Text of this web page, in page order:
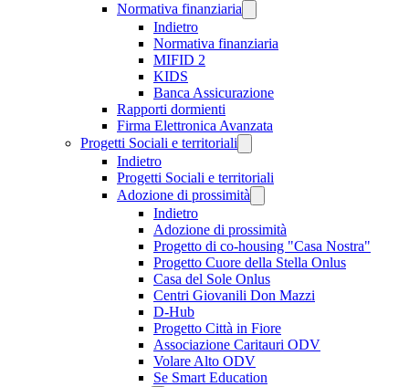
Normativa finanziaria
Indietro
Normativa finanziaria
MIFID 2
KIDS
Banca Assicurazione
Rapporti dormienti
Firma Elettronica Avanzata
Progetti Sociali e territoriali
Indietro
Progetti Sociali e territoriali
Adozione di prossimità
Indietro
Adozione di prossimità
Progetto di co-housing "Casa Nostra"
Progetto Cuore della Stella Onlus
Casa del Sole Onlus
Centri Giovanili Don Mazzi
D-Hub
Progetto Città in Fiore
Associazione Caritauri ODV
Volare Alto ODV
Se Smart Education